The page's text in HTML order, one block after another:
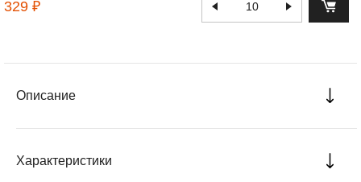
329 ₽
Описание
Характеристики